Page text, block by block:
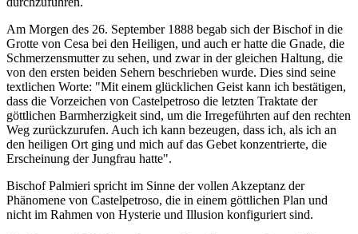
Am Morgen des 26. September 1888 begab sich der Bischof in die
Grotte von Cesa bei den Heiligen, und auch er hatte die Gnade, die
Schmerzensmutter zu sehen, und zwar in der gleichen Haltung, die
von den ersten beiden Sehern beschrieben wurde. Dies sind seine
textlichen Worte: "Mit einem glücklichen Geist kann ich bestätigen,
dass die Vorzeichen von Castelpetroso die letzten Traktate der
göttlichen Barmherzigkeit sind, um die Irregeführten auf den rechten
Weg zurückzurufen. Auch ich kann bezeugen, dass ich, als ich an
den heiligen Ort ging und mich auf das Gebet konzentrierte, die
Erscheinung der Jungfrau hatte".
Bischof Palmieri spricht im Sinne der vollen Akzeptanz der
Phänomene von Castelpetroso, die in einem göttlichen Plan und
nicht im Rahmen von Hysterie und Illusion konfiguriert sind.